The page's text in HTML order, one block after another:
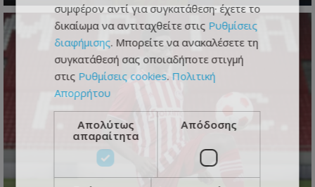
συμφέρον αντί για συγκατάθεση· έχετε το
δικαίωμα να αντιταχθείτε στις Ρυθμίσεις
διαφήμισης. Μπορείτε να ανακαλέσετε τη
συγκατάθεσή σας οποιαδήποτε στιγμή
στις Ρυθμίσεις cookies. Πολιτική
Απορρήτου
Απολύτως
απαραίτητα
Απόδοσης